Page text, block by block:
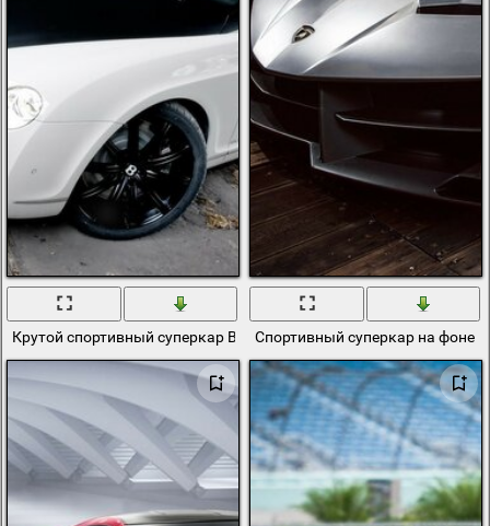
Крутой спортивный суперкар BentleyСпортивный суперкар на фоне